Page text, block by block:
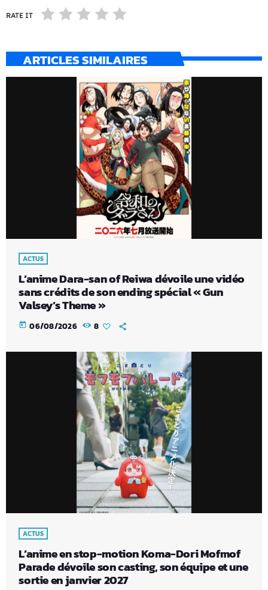
RATE IT
ARTICLES SIMILAIRES
ACTUS
L’anime Dara-san of Reiwa dévoile une vidéo
sans crédits de son ending spécial « Gun
Valsey’s Theme »
today 06/08/2026 8
ACTUS
L’anime en stop-motion Koma-Dori Mofmof
Parade dévoile son casting, son équipe et une
sortie en janvier 2027